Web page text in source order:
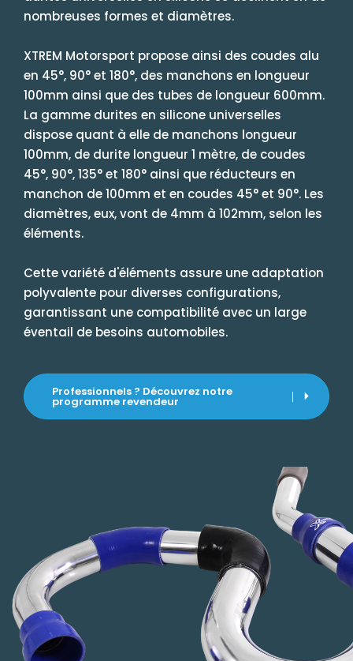
nombreuses formes et diamètres.
XTREM Motorsport propose ainsi des coudes alu
en 45°, 90° et 180°, des manchons en longueur
100mm ainsi que des tubes de longueur 600mm.
La gamme durites en silicone universelles
dispose quant à elle de manchons longueur
100mm, de durite longueur 1 mètre, de coudes
45°, 90°, 135° et 180° ainsi que réducteurs en
manchon de 100mm et en coudes 45° et 90°. Les
diamètres, eux, vont de 4mm à 102mm, selon les
éléments.
Cette variété d'éléments assure une adaptation
polyvalente pour diverses configurations,
garantissant une compatibilité avec un large
éventail de besoins automobiles.
Professionnels ? Découvrez notre
programme revendeur